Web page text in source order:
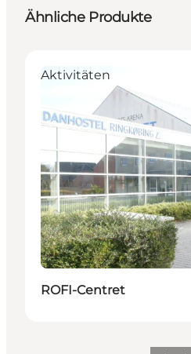
Ähnliche Produkte
Aktivitäten
ROFI-Centret